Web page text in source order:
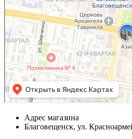
Адрес магазина
Благовещенск, ул.